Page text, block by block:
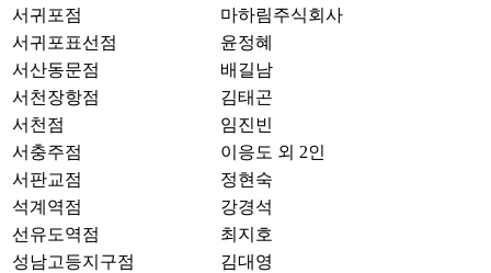
서귀포점
마하림주식회사
서귀포표선점
윤정혜
서산동문점
배길남
서천장항점
김태곤
서천점
임진빈
서충주점
이응도 외 2인
서판교점
정현숙
석계역점
강경석
선유도역점
최지호
성남고등지구점
김대영